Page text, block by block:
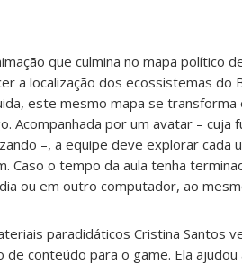
que culmina no mapa político
a localização dos ecossistemas do
este mesmo mapa se
Acompanhada por um avatar –
–, a equipe deve explorar cada
Caso o tempo da aula tenha
ou em outro computador, ao
paradidáticos Cristina Santos
de conteúdo para o game. Ela